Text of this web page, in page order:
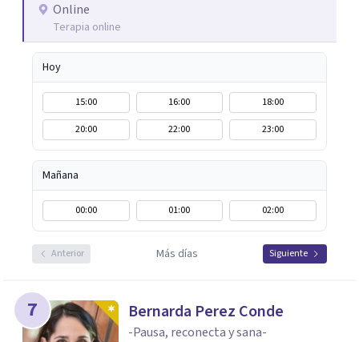
Online
Terapia online
Hoy
15:00 16:00
18:00
20:00
22:00 23:00
Mañana
00:00 01:00 02:00
Anterior Más días Siguiente
7 Bernarda Perez Conde
-Pausa, reconecta y sana-